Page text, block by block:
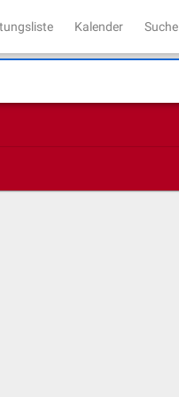
Kalender Suche